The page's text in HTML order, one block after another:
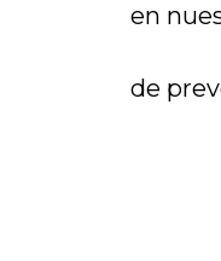
en
de